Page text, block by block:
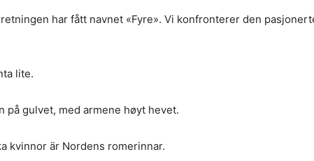
har fått navnet «Fyre». Vi konfronterer den
lite.
gulvet, med armene høyt hevet.
kvinnor är Nordens romerinnar.